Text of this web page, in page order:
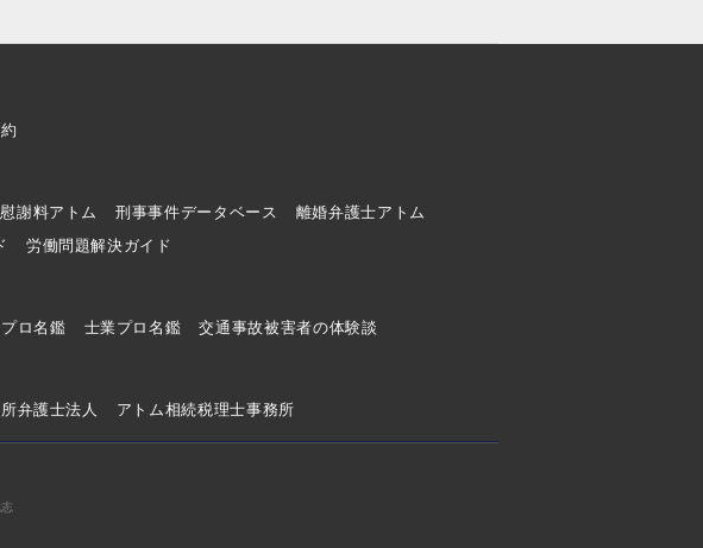
謝料アトム 刑事事件データベース
離婚弁護士アトム
労働問題解決ガイド
ロ名鑑 士業プロ名鑑 交通事故被害者の体験談
弁護士法人 アトム相続税理士事務所